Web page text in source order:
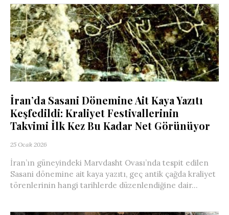
İran’da Sasani Dönemine Ait Kaya Yazıtı
Keşfedildi: Kraliyet Festivallerinin
Takvimi İlk Kez Bu Kadar Net Görünüyor
25 Ocak 2026
İran’ın güneyindeki Marvdasht Ovası’nda tespit edilen
Sasani dönemine ait kaya yazıtı, geç antik çağda kraliyet
törenlerinin hangi tarihlerde düzenlendiğine dair...